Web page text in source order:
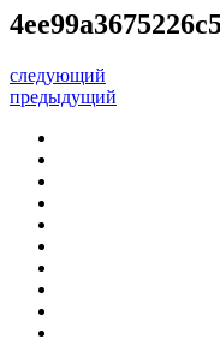
следующий
предыдущий